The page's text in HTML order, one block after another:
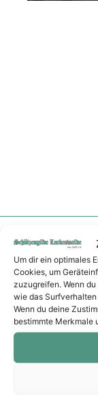
Um dir ein optimales
Cookies, um
zuzugreifen. Wenn
wie das
Wenn du deine
bestimmte Merkmale
Wir